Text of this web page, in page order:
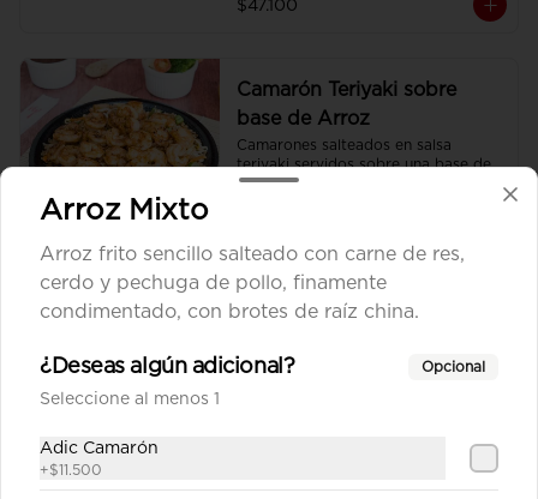
$47.100
Camarón Teriyaki sobre
base de Arroz
Camarones salteados en salsa
teriyaki servidos sobre una base de
arroz frito sencillo.
Camarón Teriyaki sobre
Camarones salteados en salsa
Arroz Mixto
Arroz frito sencillo salteado con carne de res,
cerdo y pechuga de pollo, finamente
condimentado, con brotes de raíz china.
¿Deseas algún adicional? Opcional
Seleccione al menos 1
Adic Camarón
+$11.500